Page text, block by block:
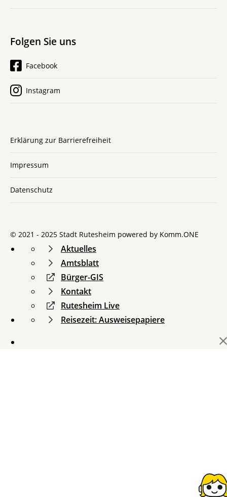
Folgen Sie uns
Facebook
Instagram
Erklärung zur Barrierefreiheit
Impressum
Datenschutz
© 2021 - 2025 Stadt Rutesheim powered by Komm.ONE
Aktuelles
Amtsblatt
Bürger-GIS
Kontakt
Rutesheim Live
Reisezeit: Ausweisepapiere